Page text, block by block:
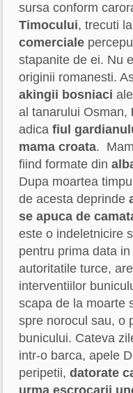
sursa conform
Timocului, trecuti la
comerciale
stapanite de ei. Nu
originii romanesti.
akingii bosniaci
al tanarului Osman,
adica fiul
mama croata.
fiind formate din
Dupa moartea
de acesta deprinde
se apuca de
este o indeletnicire
pentru prima data
autoritatile turce,
interventiilor
scapa de la moarte
spre norocul sau, o
bunicului. Cateva
intr-o barca, apele
peripetii, datorate
urma escrocarii